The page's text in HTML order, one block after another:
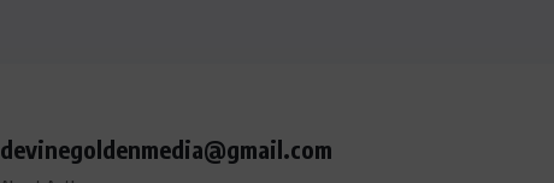
devinegoldenmedia@gmail.com